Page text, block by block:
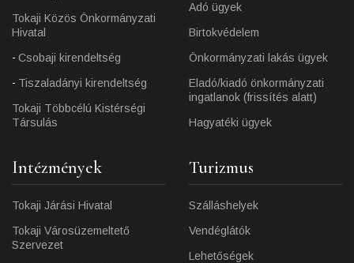
Tokaji Közös Önkormányzati
Hivatal
Csobaji kirendeltség
Tiszaladányi kirendeltség
Tokaji Többcélú Kistérségi
Társulás
Adó ügyek
Birtokvédelem
Önkormányzati lakás ügyek
Eladó/kiadó önkormányzati
ingatlanok (frissítés alatt)
Hagyatéki ügyek
Intézmények
Tokaji Járási Hivatal
Tokaji Városüzemeltető
Szervezet
Turizmus
Szálláshelyek
Vendéglátók
Lehetőségek